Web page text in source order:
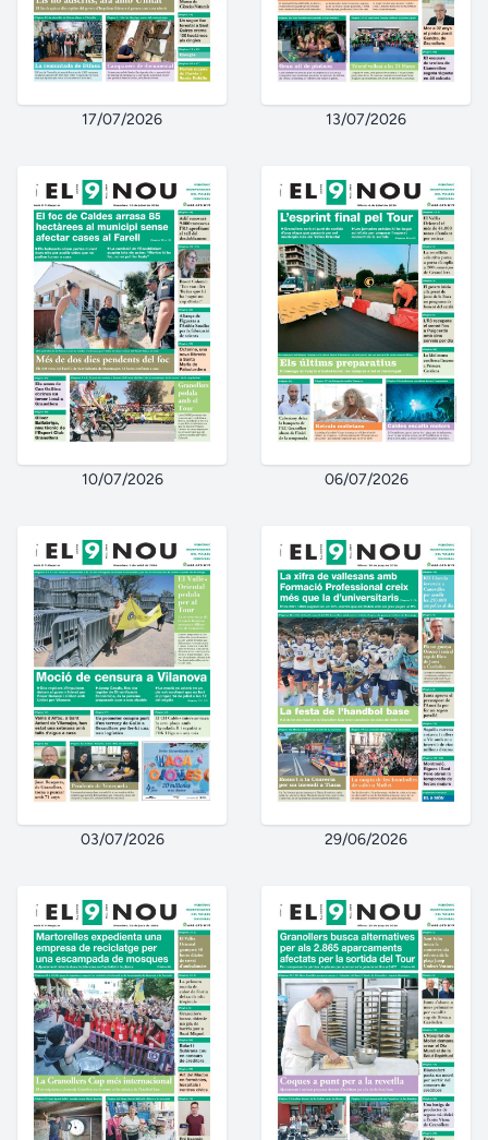
17/07/2026 13/07/2026
10/07/2026 06/07/2026
03/07/2026 29/06/2026